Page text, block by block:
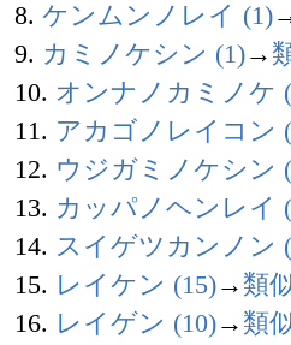
8. ケンムンノレイ (1)
9. カミノケシン (1)→
10. オンナノカミノケ
11. アカゴノレイコン
12. ウジガミノケシン
13. カッパノヘンレイ
14. スイゲツカンノン
15. レイケン (15)→ 類
16. レイゲン (10)→ 類